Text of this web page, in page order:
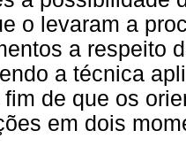
o levaram a
a respeito
a técnica
de que os
em dois